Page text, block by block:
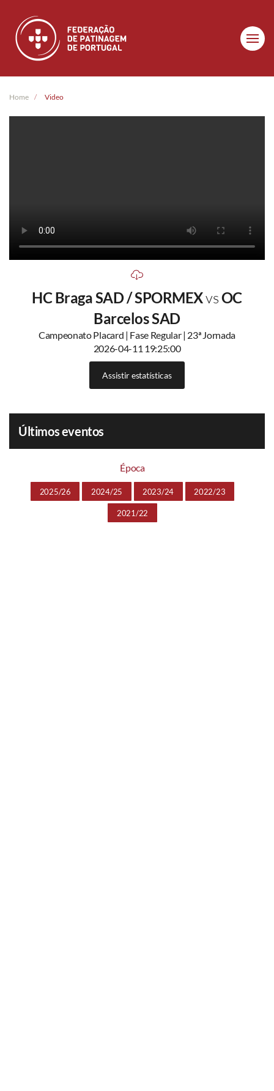
Skip to main content
Home Video
HC Braga SAD / SPORMEXvsOC
Barcelos SAD
Campeonato Placard | Fase Regular | 23ª Jornada
2026-04-11 19:25:00
Assistir estatísticas
Últimos eventos
Época
2025/26 2024/25 2023/24 2022/23
2021/22